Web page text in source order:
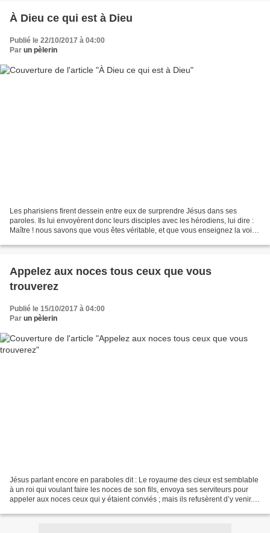
À Dieu ce qui est à Dieu
Publié le 22/10/2017 à 04:00
Par un pèlerin
Les pharisiens firent dessein entre eux de surprendre Jésus dans ses
paroles. Ils lui envoyèrent donc leurs disciples avec les hérodiens, lui dire :
Maître ! nous savons que vous êtes véritable, et que vous enseignez la voie
Appelez aux noces tous ceux que vous
trouverez
Publié le 15/10/2017 à 04:00
Par un pèlerin
Jésus parlant encore en paraboles dit : Le royaume des cieux est semblable
à un roi qui voulant faire les noces de son fils, envoya ses serviteurs pour
appeler aux noces ceux qui y étaient conviés ; mais ils refusèrent d’y venir. Il